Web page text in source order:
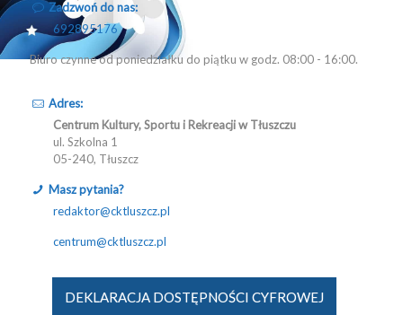
Zadzwoń do nas:
692895176
Biuro czynne od poniedziałku do piątku w godz. 08:00 - 16:00.
Adres:
Centrum Kultury, Sportu i Rekreacji w Tłuszczu
ul. Szkolna 1
05-240, Tłuszcz
Masz pytania?
redaktor@cktluszcz.pl
centrum@cktluszcz.pl
DEKLARACJA DOSTĘPNOŚCI CYFROWEJ